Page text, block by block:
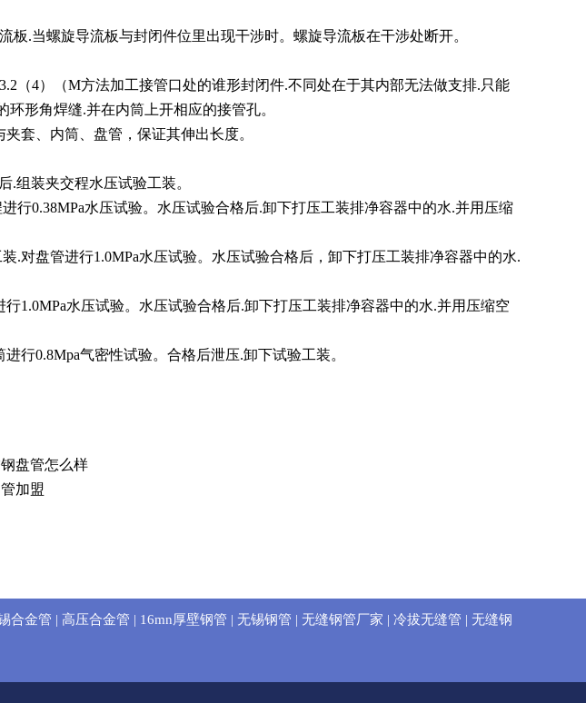
板.当螺旋导流板与封闭件位里出现干涉时。螺旋导流板在干涉处断开。
（4）（M方法加工接管口处的谁形封闭件.不同处在于其内部无法做支排.只能
形角焊缝.并在内筒上开相应的接管孔。
套、内筒、盘管，保证其伸出长度。
.组装夹交程水压试验工装。
行0.38MPa水压试验。水压试验合格后.卸下打压工装排净容器中的水.并用压缩
.对盘管进行1.0MPa水压试验。水压试验合格后，卸下打压工装排净容器中的水.
1.0MPa水压试验。水压试验合格后.卸下打压工装排净容器中的水.并用压缩空
行0.8Mpa气密性试验。合格后泄压.卸下试验工装。
盘管怎么样
加盟
合金管 | 高压合金管 | 16mn厚壁钢管 | 无锡钢管 | 无缝钢管厂家 | 冷拔无缝管 | 无缝钢